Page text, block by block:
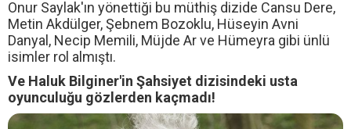
Onur Saylak'ın yönettiği bu müthiş dizide Cansu Dere,
Metin Akdülger, Şebnem Bozoklu, Hüseyin Avni
Danyal, Necip Memili, Müjde Ar ve Hümeyra gibi ünlü
isimler rol almıştı.
Ve Haluk Bilginer'in Şahsiyet dizisindeki usta
oyunculuğu gözlerden kaçmadı!